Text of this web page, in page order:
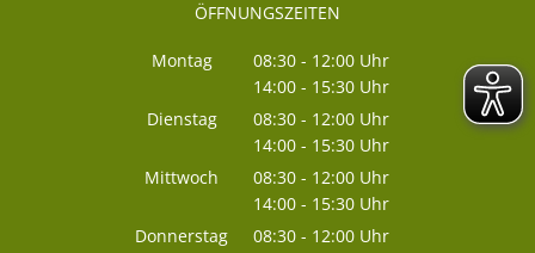
ÖFFNUNGSZEITEN
Montag 08:30 - 12:00 Uhr
Von 08:30 bis 12:00 Uhr
14:00 - 15:30 Uhr
Von 14:00 bis 15:30 Uhr
Dienstag 08:30 - 12:00 Uhr
Von 08:30 bis 12:00 Uhr
14:00 - 15:30 Uhr
Von 14:00 bis 15:30 Uhr
Mittwoch 08:30 - 12:00 Uhr
Von 08:30 bis 12:00 Uhr
14:00 - 15:30 Uhr
Von 14:00 bis 15:30 Uhr
Donnerstag 08:30 - 12:00 Uhr